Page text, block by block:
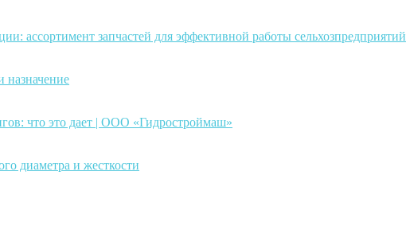
ассортимент запчастей для эффективной работы сельхозпредприятий
назначение
что это дает | ООО «Гидростроймаш»
диаметра и жесткости